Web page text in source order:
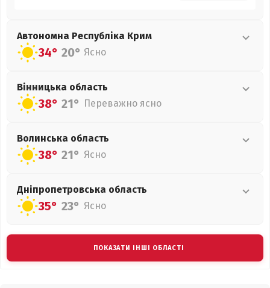
Автономна Республіка Крим
34° 20° Ясно
Вінницька область
38° 21° Переважно ясно
Волинська область
38° 21° Ясно
Дніпропетровська область
35° 23° Ясно
ПОКАЗАТИ ІНШІ ОБЛАСТІ